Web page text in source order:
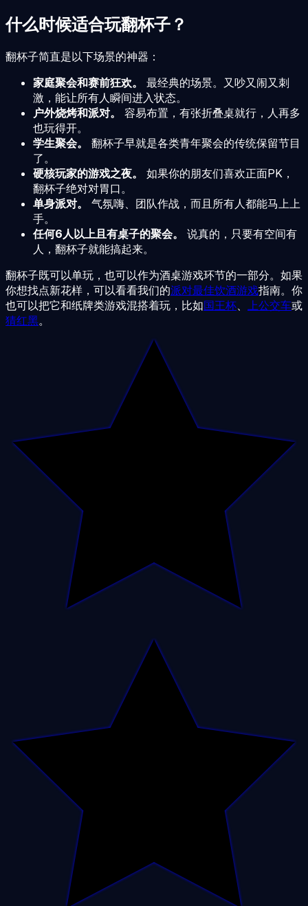
什么时候适合玩翻杯子？
翻杯子简直是以下场景的神器：
家庭聚会和赛前狂欢。
最经典的场景。又吵又闹又刺
激，能让所有人瞬间进入状态。
户外烧烤和派对。
容易布置，有张折叠桌就行，人再多
也玩得开。
学生聚会。
翻杯子早就是各类青年聚会的传统保留节目
了。
硬核玩家的游戏之夜。
如果你的朋友们喜欢正面PK，
翻杯子绝对对胃口。
单身派对。
气氛嗨、团队作战，而且所有人都能马上上
手。
任何6人以上且有桌子的聚会。
说真的，只要有空间有
人，翻杯子就能搞起来。
翻杯子既可以单玩，也可以作为酒桌游戏环节的一部分。如果
你想找点新花样，可以看看我们的派对最佳饮酒游戏指南。你
也可以把它和纸牌类游戏混搭着玩，比如国王杯、 上公交车或
猜红黑。